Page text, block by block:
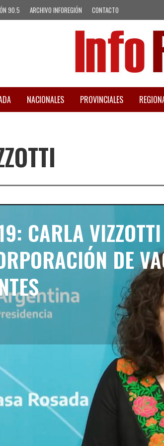
90.5 ARCHIVO INFOREGIÓN CONTACTO
NACIONALES PROVINCIALES
CARLA
DE